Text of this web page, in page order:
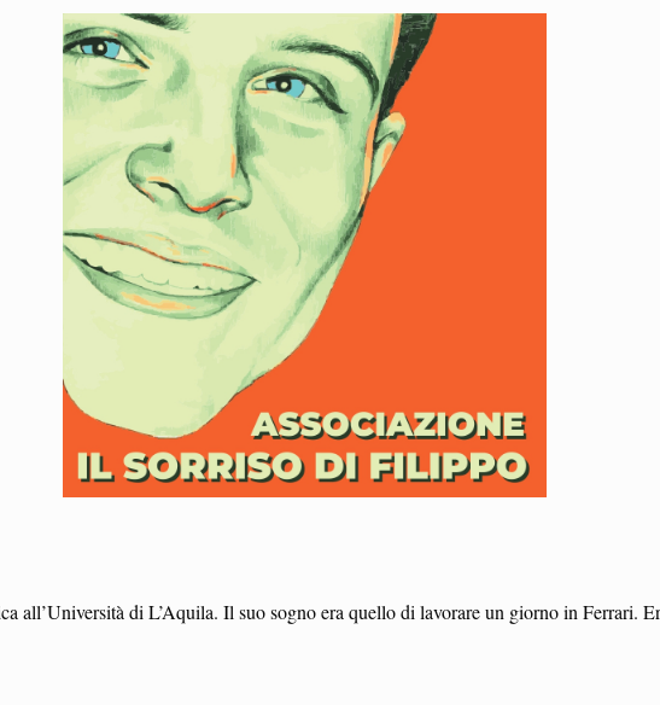
all’Università di L’Aquila. Il suo sogno era quello di lavorare un giorno in Ferrari.